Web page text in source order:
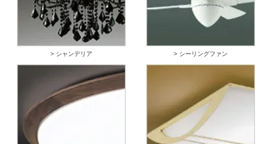
> シャンデリア > シーリングファン